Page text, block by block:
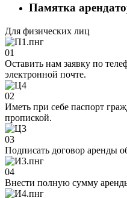
Памятка
Для физических лиц
01
Оставить нам заявку по
электронной почте.
02
Иметь при себе паспорт
пропиской.
03
Подписать договор аренды
04
Внести полную сумму